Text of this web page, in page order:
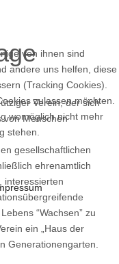
Verein, der sich
von Menschen
gesellschaftlichen
ehrenamtlich
interessierten
“Wachsen” zu
ein „Haus der
Generationengarten.
von ihnen sind
andere uns helfen, diese
(Tracking Cookies).
zulassen möchten.
womöglich nicht mehr
stehen.